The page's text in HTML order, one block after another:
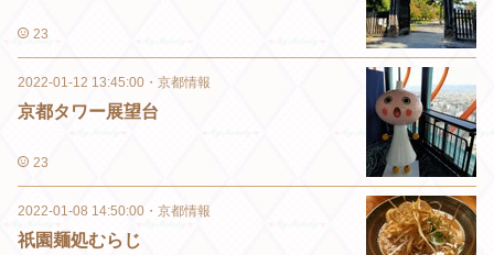
23
2022-01-12 13:45:00 ・ 京都情報
京都タワー展望台
23
2022-01-08 14:50:00 ・ 京都情報
祇園麺処むらじ